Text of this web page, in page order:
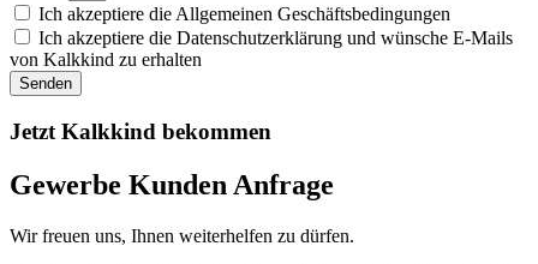
Ich akzeptiere die Allgemeinen Geschäftsbedingungen
Ich akzeptiere die Datenschutzerklärung und wünsche E-Mails
von Kalkkind zu erhalten
Senden
Jetzt Kalkkind bekommen
Gewerbe Kunden Anfrage
Wir freuen uns, Ihnen weiterhelfen zu dürfen.